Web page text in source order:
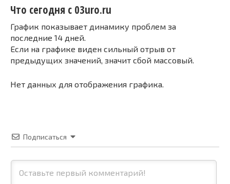
Что сегодня с 03uro.ru
График показывает динамику проблем за
последние 14 дней.
Если на графике виден сильный отрыв от
предыдущих значений, значит сбой массовый.
Нет данных для отображения графика.
Подписаться